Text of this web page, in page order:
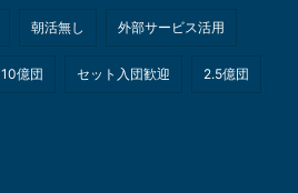
朝活無し 外部サービス活用
10億団 セット入団歓迎 2.5億団